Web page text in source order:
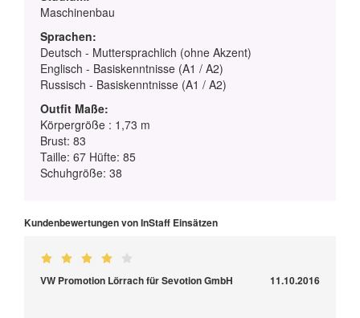
Maschinenbau
Sprachen:
Deutsch - Muttersprachlich (ohne Akzent)
Englisch - Basiskenntnisse (A1 / A2)
Russisch - Basiskenntnisse (A1 / A2)
Outfit Maße:
Körpergröße : 1,73 m
Brust: 83
Taille: 67 Hüfte: 85
Schuhgröße: 38
Kundenbewertungen von InStaff Einsätzen
VW Promotion Lörrach für Sevotion GmbH 11.10.2016